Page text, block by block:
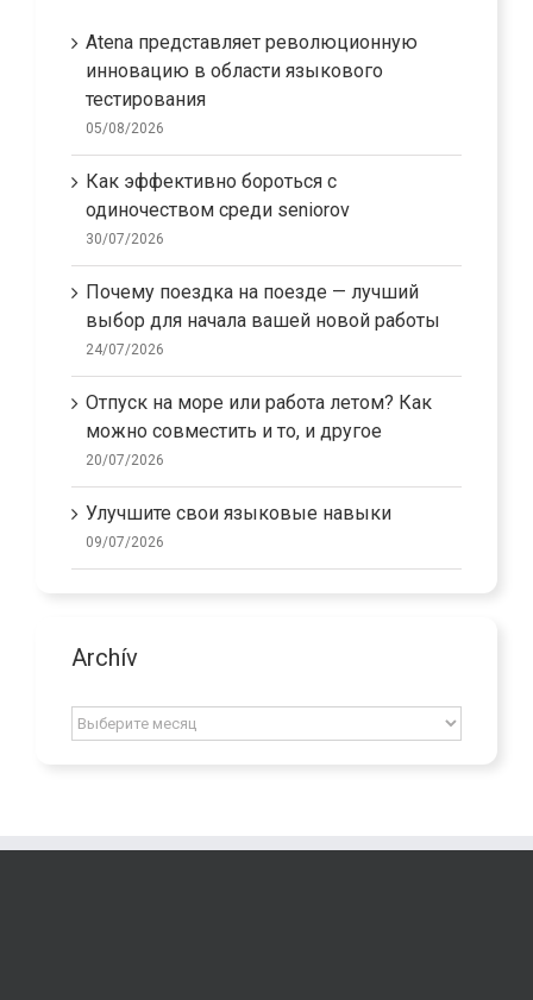
Atena представляет революционную
инновацию в области языкового
тестирования
05/08/2026
Как эффективно бороться с
одиночеством среди seniorov
30/07/2026
Почему поездка на поезде — лучший
выбор для начала вашей новой работы
24/07/2026
Отпуск на море или работа летом? Как
можно совместить и то, и другое
20/07/2026
Улучшите свои языковые навыки
09/07/2026
Archív